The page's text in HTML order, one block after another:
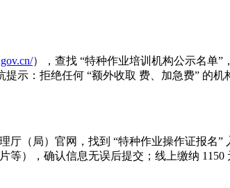
），查找 “特种作业培训机构公示名单”
示：拒绝任何 “额外收取 费、加急费” 的
（局）官网，找到 “特种作业操作证报名
），确认信息无误后提交；线上缴纳